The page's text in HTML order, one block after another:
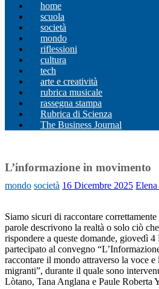
home
scuola
società
mondo
riflessioni
cultura
tech
arte e creatività
rubrica musicale
rassegna stampa
Rubrica di Scienza
The Business Journal
L’informazione in movimento
mondo società 16 Dicembre 2025
Siamo sicuri di raccontare
parole descrivono la realtà o solo ciò
rispondere a queste domande, giovedì
partecipato al convegno
raccontare il mondo attraverso la voce
migranti”, durante il quale sono
Lòtano, Tana Anglana e Paule Roberta